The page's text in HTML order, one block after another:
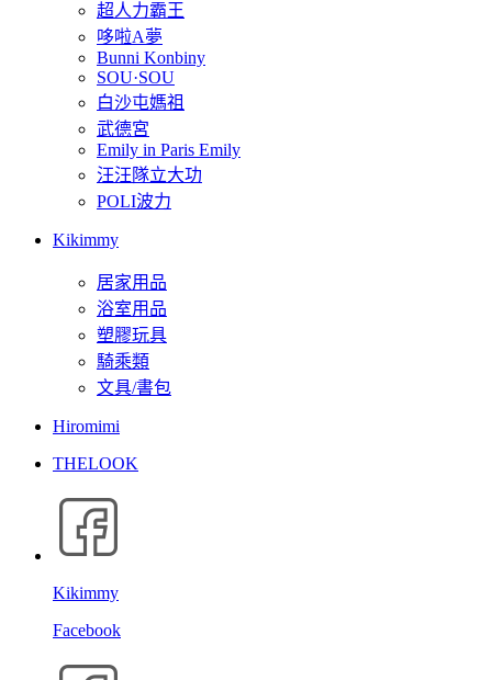
超人力霸王
哆啦A夢
Bunni Konbiny
SOU·SOU
白沙屯媽祖
武德宮
Emily in Paris Emily
汪汪隊立大功
POLI波力
Kikimmy
居家用品
浴室用品
塑膠玩具
騎乘類
文具/書包
Hiromimi
THELOOK
Kikimmy
Facebook